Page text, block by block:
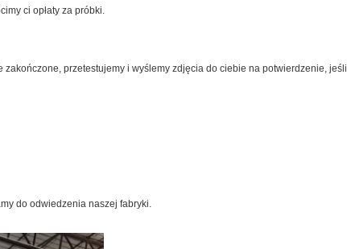
ci opłaty za próbki.
przetestujemy i wyślemy zdjęcia do ciebie na potwierdzenie, jeśli
do odwiedzenia naszej fabryki.